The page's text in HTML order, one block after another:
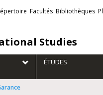
Studies
externes
Facultés Bibliothèques
ÉTUDES